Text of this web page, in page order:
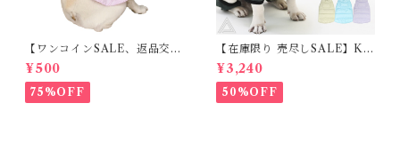
【ワンコインSALE、返品交換
不可】KM171SK フレンチブ
ルドック 犬服 女の子 ピンク
スカート
¥500
75%OFF
【在庫限り 売尽しSALE】K
M952Tダウンベスト 100%ダ
ウン・フェザー 犬 犬服 ダウン
ジャケット ベスト フレンチブ
ルドッグ 冬服 極暖 暖かい 可
¥3,240
50%OFF